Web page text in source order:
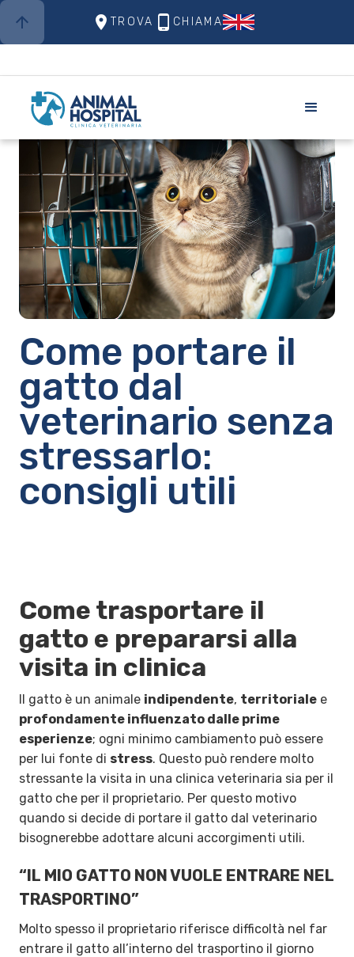
arrow_upward placeTROVA phone_androidCHIAMA
Come portare il
gatto dal
veterinario senza
stressarlo:
consigli utili
Come trasportare il
gatto e prepararsi alla
visita in clinica
Il gatto è un animale indipendente, territoriale e
profondamente influenzato dalle prime
esperienze; ogni minimo cambiamento può essere
per lui fonte di stress. Questo può rendere molto
stressante la visita in una clinica veterinaria sia per il
gatto che per il proprietario. Per questo motivo
quando si decide di portare il gatto dal veterinario
bisognerebbe adottare alcuni accorgimenti utili.
“IL MIO GATTO NON VUOLE ENTRARE NEL
TRASPORTINO”
Molto spesso il proprietario riferisce difficoltà nel far
entrare il gatto all’interno del trasportino il giorno